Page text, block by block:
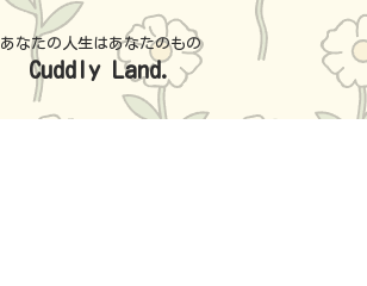
あなたの人生はあなたのもの
Cuddly Land.